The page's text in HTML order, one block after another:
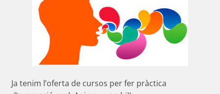
Ja tenim l’oferta de cursos per fer pràctica